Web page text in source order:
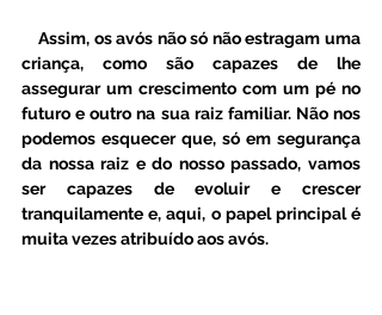
    Assim, os avós não só não estragam uma
criança, como são capazes de lhe
assegurar um crescimento com um pé no
futuro e outro na sua raiz familiar. Não nos
podemos esquecer que, só em segurança
da nossa raiz e do nosso passado, vamos
ser capazes de evoluir e crescer
tranquilamente e, aqui, o papel principal é
muita vezes atribuído aos avós.